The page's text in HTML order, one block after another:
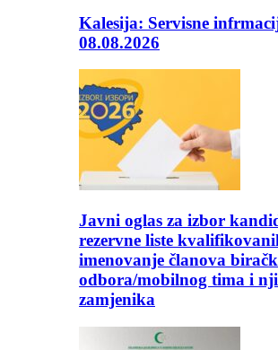
Kalesija: Servisne
08.08.2026
Javni oglas za izbor
rezervne liste
imenovanje članova
odbora/mobilnog tima i
zamjenika